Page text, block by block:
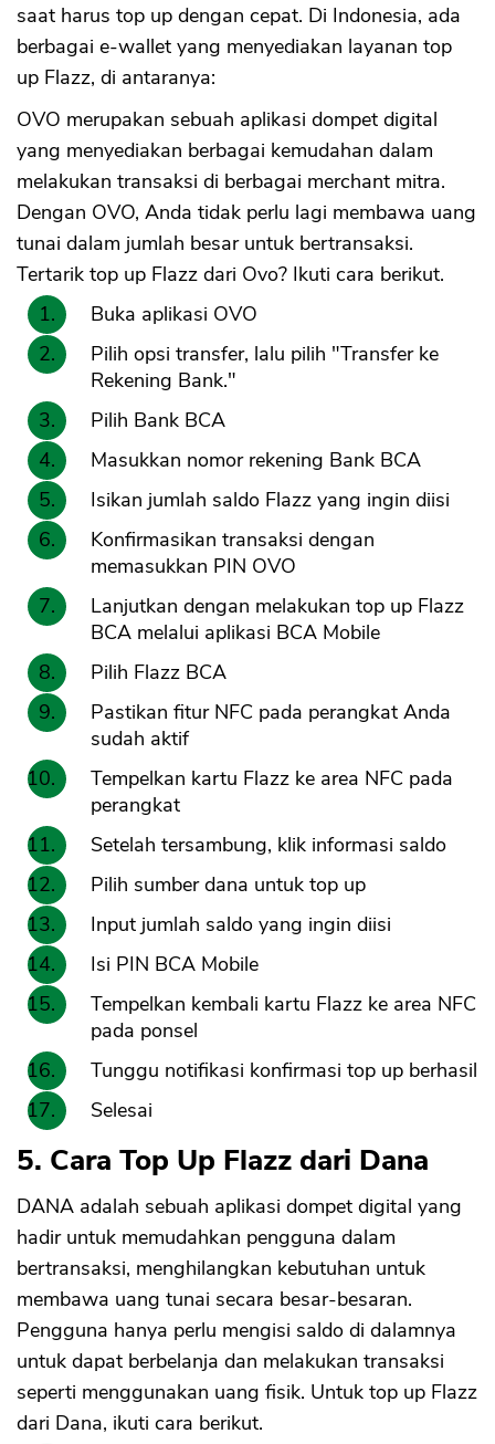
saat harus top up dengan cepat. Di Indonesia, ada
berbagai e-wallet yang menyediakan layanan top
up Flazz, di antaranya:
OVO merupakan sebuah aplikasi dompet digital
yang menyediakan berbagai kemudahan dalam
melakukan transaksi di berbagai merchant mitra.
Dengan OVO, Anda tidak perlu lagi membawa uang
tunai dalam jumlah besar untuk bertransaksi.
Tertarik top up Flazz dari Ovo? Ikuti cara berikut.
Buka aplikasi OVO
Pilih opsi transfer, lalu pilih "Transfer ke
Rekening Bank."
Pilih Bank BCA
Masukkan nomor rekening Bank BCA
Isikan jumlah saldo Flazz yang ingin diisi
Konfirmasikan transaksi dengan
memasukkan PIN OVO
Lanjutkan dengan melakukan top up Flazz
BCA melalui aplikasi BCA Mobile
Pilih Flazz BCA
Pastikan fitur NFC pada perangkat Anda
sudah aktif
Tempelkan kartu Flazz ke area NFC pada
perangkat
Setelah tersambung, klik informasi saldo
Pilih sumber dana untuk top up
Input jumlah saldo yang ingin diisi
Isi PIN BCA Mobile
Tempelkan kembali kartu Flazz ke area NFC
pada ponsel
Tunggu notifikasi konfirmasi top up berhasil
Selesai
5. Cara Top Up Flazz dari Dana
DANA adalah sebuah aplikasi dompet digital yang
hadir untuk memudahkan pengguna dalam
bertransaksi, menghilangkan kebutuhan untuk
membawa uang tunai secara besar-besaran.
Pengguna hanya perlu mengisi saldo di dalamnya
untuk dapat berbelanja dan melakukan transaksi
seperti menggunakan uang fisik. Untuk top up Flazz
dari Dana, ikuti cara berikut.
OK
CANCEL